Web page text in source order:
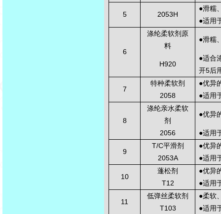
5 2053H
●滑糯
●适用
6
涤纶柔软剂原
料
●滑糯
H920
●适合
开5后
7
特种柔软剂 ●优异
2058
●适用
8
涤纶亲水柔软
剂
●优异
2056 ●适用
9
T/C平滑剂 ●优异
2053A
●适用
10
蓬松剂 ●优异
T12
●适用
11
低弹丝柔软剂 ●柔软
T103
●适用